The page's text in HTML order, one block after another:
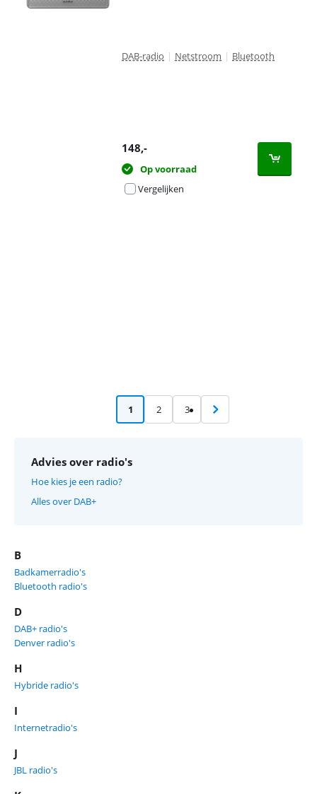
DAB-radio | Netstroom | Bluetooth
148,-
Op voorraad
Vergelijken
1 2 3
Advies over radio's
Hoe kies je een radio?
Alles over DAB+
B
Badkamerradio's
Bluetooth radio's
D
DAB+ radio's
Denver radio's
H
Hybride radio's
I
Internetradio's
J
JBL radio's